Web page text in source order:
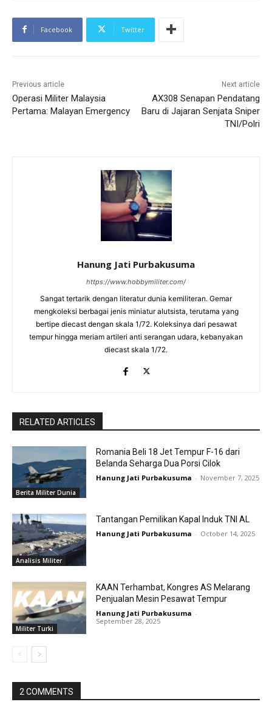
Facebook Twitter
Previous article
Operasi Militer Malaysia
Pertama: Malayan Emergency
Next article
AX308 Senapan Pendatang
Baru di Jajaran Senjata Sniper
TNI/Polri
Hanung Jati Purbakusuma
https://www.hobbymiliter.com/
Sangat tertarik dengan literatur dunia kemiliteran. Gemar
mengkoleksi berbagai jenis miniatur alutsista, terutama yang
bertipe diecast dengan skala 1/72. Koleksinya dari pesawat
tempur hingga meriam artileri anti serangan udara, kebanyakan
diecast skala 1/72.
RELATED ARTICLES
Berita Militer Dunia
Romania Beli 18 Jet Tempur F-16 dari
Belanda Seharga Dua Porsi Cilok
Hanung Jati Purbakusuma - November 7, 2025
Analisis Militer
Tantangan Pemilikan Kapal Induk TNI AL
Hanung Jati Purbakusuma - October 14, 2025
Militer Turki
KAAN Terhambat, Kongres AS Melarang
Penjualan Mesin Pesawat Tempur
Hanung Jati Purbakusuma -
September 28, 2025
2 COMMENTS